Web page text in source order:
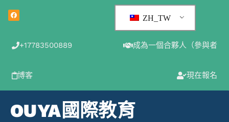
ZH_TW
+17783500889 成為一個合夥人（參與者
博客 現在報名
OUYA國際教育